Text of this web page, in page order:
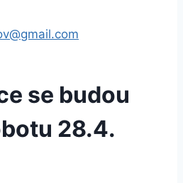
se budou
28.4.